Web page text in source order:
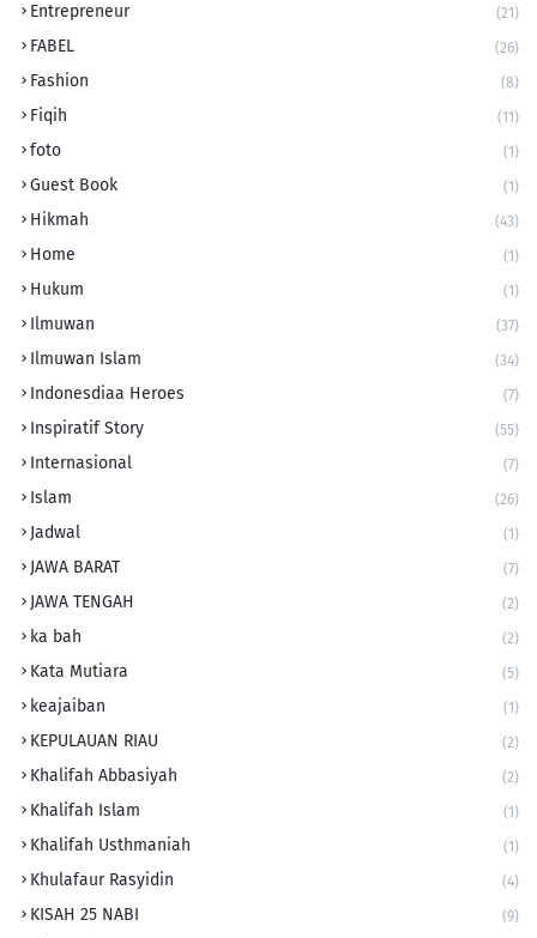
Entrepreneur (21)
FABEL (26)
Fashion (8)
Fiqih (11)
foto (1)
Guest Book (1)
Hikmah (43)
Home (1)
Hukum (1)
Ilmuwan (37)
Ilmuwan Islam (34)
Indonesdiaa Heroes (7)
Inspiratif Story (55)
Internasional (7)
Islam (26)
Jadwal (1)
JAWA BARAT (7)
JAWA TENGAH (2)
ka bah (2)
Kata Mutiara (5)
keajaiban (1)
KEPULAUAN RIAU (2)
Khalifah Abbasiyah (2)
Khalifah Islam (1)
Khalifah Usthmaniah (1)
Khulafaur Rasyidin (4)
KISAH 25 NABI (9)